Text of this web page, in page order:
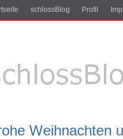
schlossBlog Profil
Weihnachten